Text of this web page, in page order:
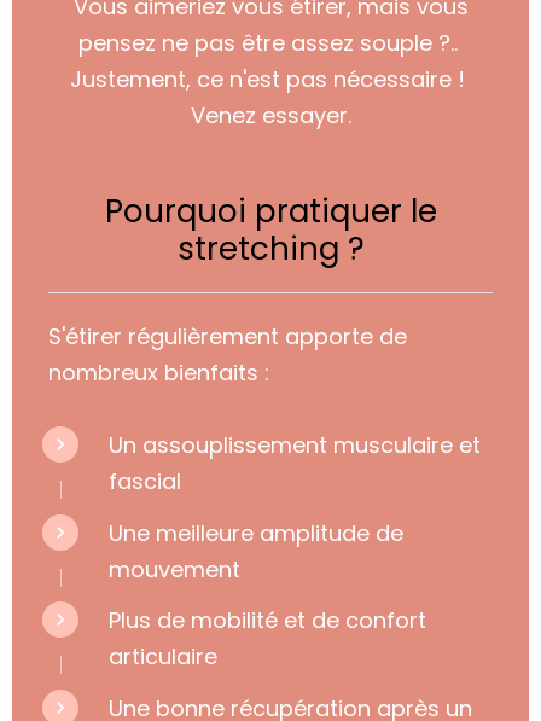
Vous aimeriez vous étirer, mais vous
pensez ne pas être assez souple ?..
Justement, ce n'est pas nécessaire !
Venez essayer.
Pourquoi pratiquer le
stretching ?
S'étirer régulièrement apporte de
nombreux bienfaits :
Un assouplissement musculaire et
fascial
Une meilleure amplitude de
mouvement
Plus de mobilité et de confort
articulaire
Une bonne récupération après un